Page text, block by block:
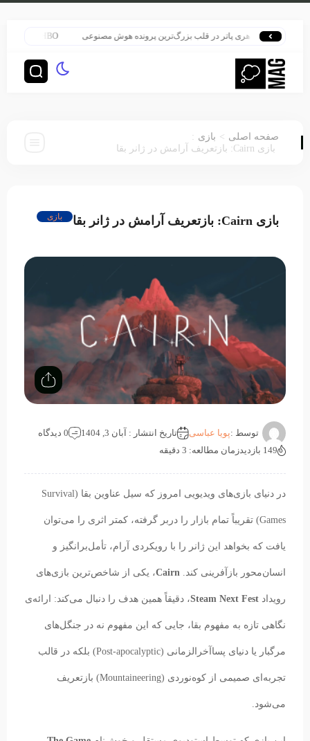
هری پاتر در قلب بزرگ‌ترین پرونده هوش مصنوعی HBO سنت قدیمی خود را برای پخش سریال هری پاتر تغییر داد
صفحه اصلی > بازی :
بازی Cairn: بازتعریف آرامش در ژانر بقا
بازی Cairn: بازتعریف آرامش در ژانر بقا بازی
توسط :پویا عباسی تاریخ انتشار : آبان 3, 1404
0 دیدگاه
149 بازدید
زمان مطالعه: 3 دقیقه
در دنیای بازی‌های ویدیویی امروز که سیل عناوین بقا (Survival
Games) تقریباً تمام بازار را دربر گرفته، کمتر اثری را می‌توان
یافت که بخواهد این ژانر را با رویکردی آرام، تأمل‌برانگیز و
انسان‌محور بازآفرینی کند. Cairn، یکی از شاخص‌ترین بازی‌های
رویداد Steam Next Fest، دقیقاً همین هدف را دنبال می‌کند: ارائه‌ی
نگاهی تازه به مفهوم بقا، جایی که این مفهوم نه در جنگل‌های
مرگبار یا دنیای پساآخرالزمانی (Post-apocalyptic) بلکه در قالب
تجربه‌ای صمیمی از کوه‌نوردی (Mountaineering) بازتعریف
می‌شود.